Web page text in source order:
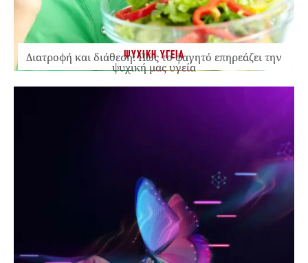
ΨΥΧΙΚΗ ΥΓΕΙΑ
Διατροφή και διάθεση: Πώς το φαγητό επηρεάζει την
ψυχική μας υγεία